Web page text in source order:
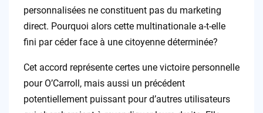
personnalisées ne constituent pas du marketing
direct. Pourquoi alors cette multinationale a-t-elle
fini par céder face à une citoyenne déterminée?
Cet accord représente certes une victoire personnelle
pour O’Carroll, mais aussi un précédent
potentiellement puissant pour d’autres utilisateurs